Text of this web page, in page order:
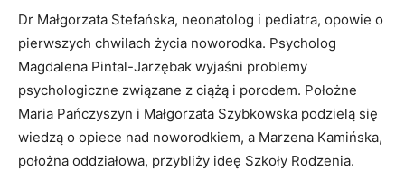
Dr Małgorzata Stefańska, neonatolog i pediatra, opowie o
pierwszych chwilach życia noworodka. Psycholog
Magdalena Pintal-Jarzębak wyjaśni problemy
psychologiczne związane z ciążą i porodem. Położne
Maria Pańczyszyn i Małgorzata Szybkowska podzielą się
wiedzą o opiece nad noworodkiem, a Marzena Kamińska,
położna oddziałowa, przybliży ideę Szkoły Rodzenia.